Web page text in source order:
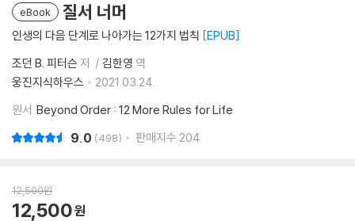
eBook 질서 너머
인생의 다음 단계로 나아가는 12가지 법칙 EPUB
조던 B. 피터슨 저 김한영 역
웅진지식하우스
2021.03.24.
원서 Beyond Order : 12 More Rules for Life
9.0 498 판매지수 204
12,500원
12,500